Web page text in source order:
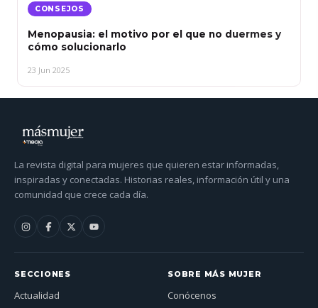
CONSEJOS
Menopausia: el motivo por el que no duermes y
cómo solucionarlo
23 Jun 2025
La revista digital para mujeres que quieren estar informadas,
inspiradas y conectadas. Historias reales, información útil y una
comunidad que crece cada día.
SECCIONES
Actualidad
SOBRE MÁS MUJER
Conócenos